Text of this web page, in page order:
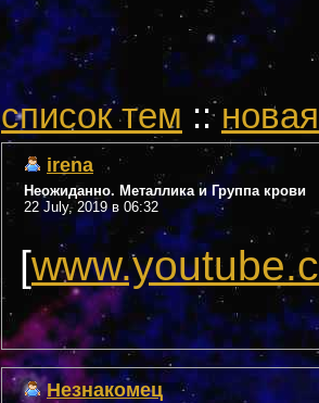
cписок тем ::
irena
Неожиданно. Металлика и Группа крови
22 July, 2019 в 06:32
[
Незнакомец